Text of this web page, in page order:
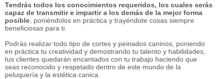
Tendrás todos los conocimientos requeridos, los cuales serás
capaz de transmitir e impartir a los demás de la mejor forma
posible , poniéndolos en práctica y trayéndote cosas siempre
beneficiosas para ti.
Podrás realizar todo tipo de cortes y peinados caninos, poniendo
en práctica tu creatividad y demostrando tu talento y habilidades,
tus clientes quedarán encantados con tu trabajo haciendo que
seas reconocido y respetado dentro de este mundo de la
peluquería y la estética canica.